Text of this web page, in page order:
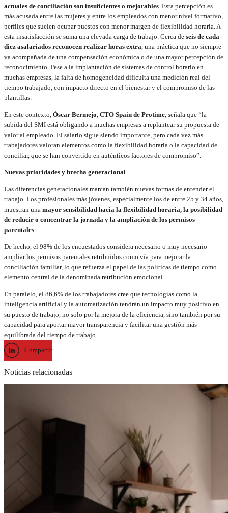
actuales de conciliación son insuficientes o mejorables. Esta percepción es
más acusada entre las mujeres y entre los empleados con menor nivel formativo,
perfiles que suelen ocupar puestos con menor margen de flexibilidad horaria. A
esta insatisfacción se suma una elevada carga de trabajo. Cerca de seis de cada
diez asalariados reconocen realizar horas extra, una práctica que no siempre
va acompañada de una compensación económica o de una mayor percepción de
reconocimiento. Pese a la implantación de sistemas de control horario en
muchas empresas, la falta de homogeneidad dificulta una medición real del
tiempo trabajado, con impacto directo en el bienestar y el compromiso de las
plantillas.
En este contexto, Óscar Bermejo, CTO Spain de Protime , señala que “la
subida del SMI está obligando a muchas empresas a replantear su propuesta de
valor al empleado. El salario sigue siendo importante, pero cada vez más
trabajadores valoran elementos como la flexibilidad horaria o la capacidad de
conciliar, que se han convertido en auténticos factores de compromiso”.
Nuevas prioridades y brecha generacional
Las diferencias generacionales marcan también nuevas formas de entender el
trabajo. Los profesionales más jóvenes, especialmente los de entre 25 y 34 años,
muestran una mayor sensibilidad hacia la flexibilidad horaria, la posibilidad
de reducir o concentrar la jornada y la ampliación de los permisos
parentales
De hecho, el 98% de los encuestados considera necesario o muy necesario
ampliar los permisos parentales retribuidos como vía para mejorar la
conciliación familiar, lo que refuerza el papel de las políticas de tiempo como
elemento central de la denominada retribución emocional.
En paralelo, el 86,6% de los trabajadores cree que tecnologías como la
inteligencia artificial y la automatización tendrán un impacto muy positivo en
su puesto de trabajo, no solo por la mejora de la eficiencia, sino también por su
capacidad para aportar mayor transparencia y facilitar una gestión más
equilibrada del tiempo de trabajo.
Compartir
Noticias relacionadas